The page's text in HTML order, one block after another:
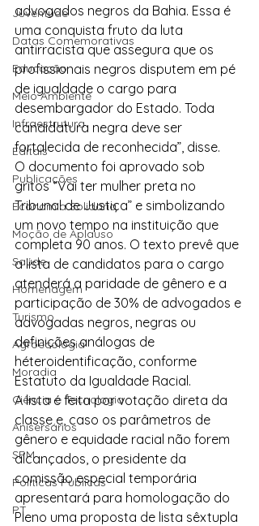
Juventude
Datas Comemorativas
Educação
Meio Ambiente
Infraestrutura
Editais
Publicações
Economia Solidária
Moção de Aplauso
Saúde
Homenagem
Turismo
Agroecologia
Moradia
Ciência e Tecnologia
Anisersários
SPM
Políticas Públicas
PT
advogados negros da Bahia. Essa é
uma conquista fruto da luta
antirracista que assegura que os
profissionais negros disputem em pé
de igualdade o cargo para
desembargador do Estado. Toda
candidatura negra deve ser
fortalecida de reconhecida”, disse.
O documento foi aprovado sob
gritos “Vai ter mulher preta no
Tribunal de Justiça” e simbolizando
um novo tempo na instituição que
completa 90 anos. O texto prevê que
a lista de candidatos para o cargo
atenderá a paridade de gênero e a
participação de 30% de advogados e
advogadas negros, negras ou
definições análogas de
héteroidentificação, conforme
Estatuto da Igualdade Racial.
A lista é feita por votação direta da
classe e, caso os parâmetros de
gênero e equidade racial não forem
alcançados, o presidente da
comissão especial temporária
apresentará para homologação do
Pleno uma proposta de lista sêxtupla